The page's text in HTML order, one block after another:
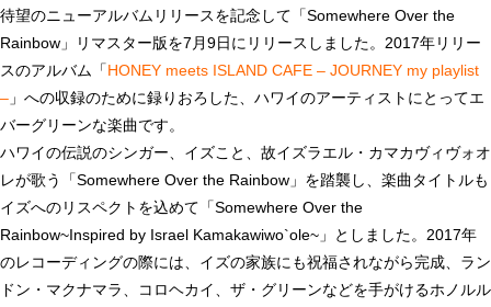
待望のニューアルバムリリースを記念して「Somewhere Over the
Rainbow」リマスター版を7月9日にリリースしました。2017年リリー
スのアルバム「HONEY meets ISLAND CAFE – JOURNEY my playlist
– 」への収録のために録りおろした、ハワイのアーティストにとってエ
バーグリーンな楽曲です。
ハワイの伝説のシンガー、イズこと、故イズラエル・カマカヴィヴォオ
レが歌う「Somewhere Over the Rainbow」を踏襲し、楽曲タイトルも
イズへのリスペクトを込めて「Somewhere Over the
Rainbow~Inspired by Israel Kamakawiwo`ole~」としました。2017年
のレコーディングの際には、イズの家族にも祝福されながら完成、ラン
ドン・マクナマラ、コロヘカイ、ザ・グリーンなどを手がけるホノルル